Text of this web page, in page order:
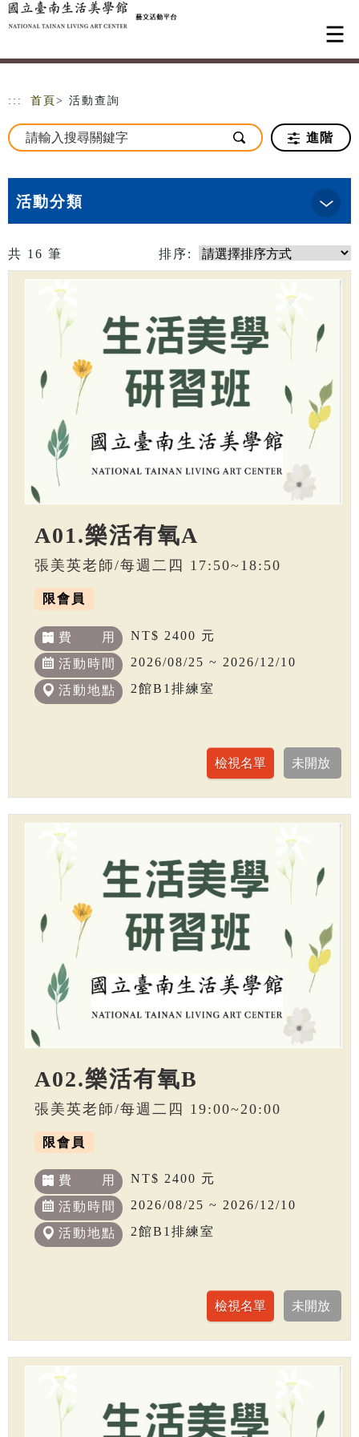
跳到主要內容
網站導覽
::: 首頁 > 活動查詢
進階
活動分類
共 16 筆 排序:
A01.樂活有氧A
張美英老師/每週二四 17:50~18:50
限會員
費 用 NT$ 2400 元
活動時間 2026/08/25 ~ 2026/12/10
活動地點 2館B1排練室
A02.樂活有氧B
張美英老師/每週二四 19:00~20:00
限會員
費 用 NT$ 2400 元
活動時間 2026/08/25 ~ 2026/12/10
活動地點 2館B1排練室